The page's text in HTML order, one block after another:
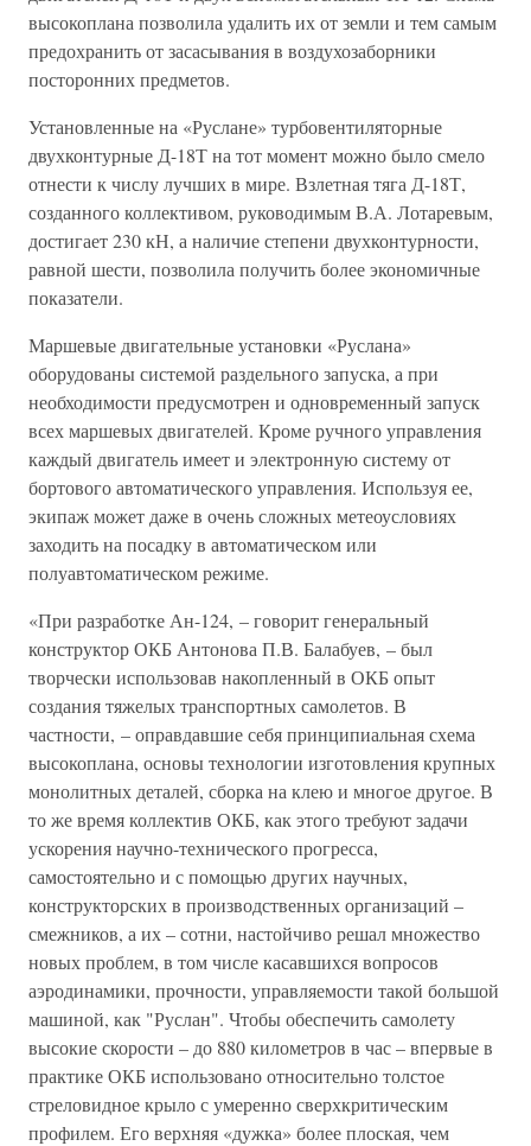
высокоплана позволила удалить их от земли и тем самым
предохранить от засасывания в воздухозаборники
посторонних предметов.
Установленные на «Руслане» турбовентиляторные
двухконтурные Д-18Т на тот момент можно было смело
отнести к числу лучших в мире. Взлетная тяга Д-18Т,
созданного коллективом, руководимым В.А. Лотаревым,
достигает 230 кН, а наличие степени двухконтурности,
равной шести, позволила получить более экономичные
показатели.
Маршевые двигательные установки «Руслана»
оборудованы системой раздельного запуска, а при
необходимости предусмотрен и одновременный запуск
всех маршевых двигателей. Кроме ручного управления
каждый двигатель имеет и электронную систему от
бортового автоматического управления. Используя ее,
экипаж может даже в очень сложных метеоусловиях
заходить на посадку в автоматическом или
полуавтоматическом режиме.
«При разработке Ан-124, – говорит генеральный
конструктор ОКБ Антонова П.В. Балабуев, – был
творчески использовав накопленный в ОКБ опыт
создания тяжелых транспортных самолетов. В
частности, – оправдавшие себя принципиальная схема
высокоплана, основы технологии изготовления крупных
монолитных деталей, сборка на клею и многое другое. В
то же время коллектив ОКБ, как этого требуют задачи
ускорения научно-технического прогресса,
самостоятельно и с помощью других научных,
конструкторских в производственных организаций –
смежников, а их – сотни, настойчиво решал множество
новых проблем, в том числе касавшихся вопросов
аэродинамики, прочности, управляемости такой большой
машиной, как "Руслан". Чтобы обеспечить самолету
высокие скорости – до 880 километров в час – впервые в
практике ОКБ использовано относительно толстое
стреловидное крыло с умеренно сверхкритическим
профилем. Его верхняя «дужка» более плоская, чем